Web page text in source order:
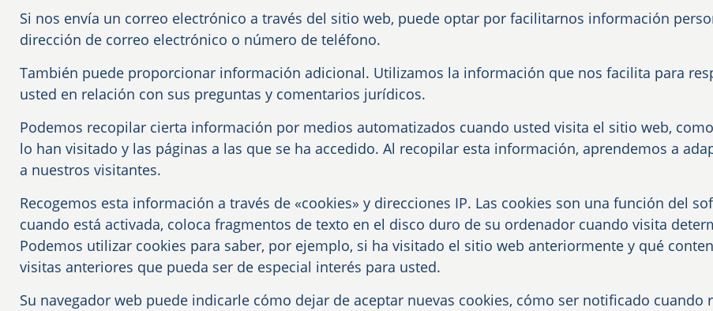
Si nos envía un correo electrónico a través del sitio web, puede optar por facilitarnos información
dirección de correo electrónico o número de teléfono.
También puede proporcionar información adicional. Utilizamos la información que nos facilita para
usted en relación con sus preguntas y comentarios jurídicos.
Podemos recopilar cierta información por medios automatizados cuando usted visita el sitio web,
lo han visitado y las páginas a las que se ha accedido. Al recopilar esta información, aprendemos a
a nuestros visitantes.
Recogemos esta información a través de «cookies» y direcciones IP. Las cookies son una función del
cuando está activada, coloca fragmentos de texto en el disco duro de su ordenador cuando visita
Podemos utilizar cookies para saber, por ejemplo, si ha visitado el sitio web anteriormente y qué
visitas anteriores que pueda ser de especial interés para usted.
Su navegador web puede indicarle cómo dejar de aceptar nuevas cookies, cómo ser notificado cuando